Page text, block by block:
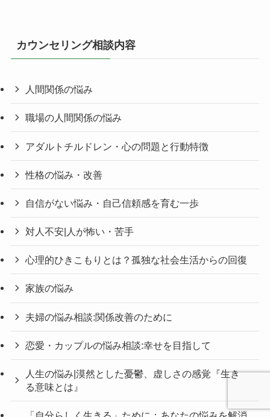
カウンセリング相談内容
人間関係の悩み
職場の人間関係の悩み
アダルトチルドレン・心の問題と行動特徴
性格の悩み・改善
自信がない悩み・自己信頼感を育む一歩
対人不安|人が怖い・苦手
心理的ひきこもりとは？孤独な社会生活からの回復
家族の悩み
夫婦の悩み相談:関係改善のために
恋愛・カップルの悩み相談:幸せを目指して
人生の悩み|漠然とした憂鬱、虚しさの感覚『生き
る意味とは』